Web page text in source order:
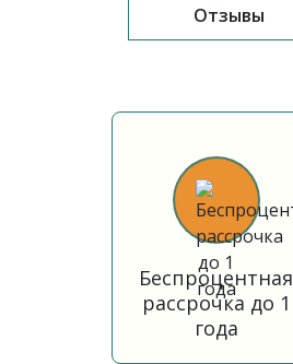
Отзывы
Беспроцентная
рассрочка до 1
года